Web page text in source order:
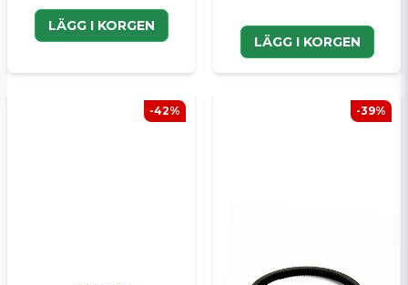
LÄGG I KORGEN
LÄGG I KORGEN
-42% -39%